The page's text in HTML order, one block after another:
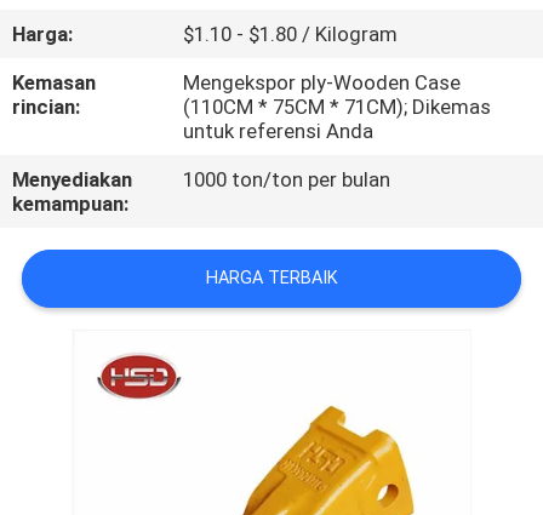
KONTROL
KUALITAS
HUBUNGI
KAMI
PERMINTAAN
SITEMAP
Harga:
$1.10 - $1.80 / Kilogram
Kemasan
rincian:
Mengekspor ply-Wooden Case
(110CM * 75CM * 71CM); Dikemas
untuk referensi Anda
Menyediakan
kemampuan:
1000 ton/ton per bulan
HARGA TERBAIK